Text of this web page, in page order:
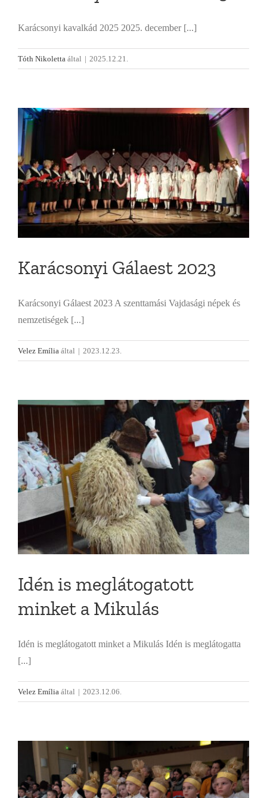
Karácsonyi kavalkád 2025 2025. december [...]
Tóth Nikoletta által | 2025.12.21.
Karácsonyi Gálaest 2023
Karácsonyi Gálaest 2023 A szenttamási Vajdasági népek és
nemzetiségek [...]
Velez Emília által | 2023.12.23.
Idén is meglátogatott
minket a Mikulás
Idén is meglátogatott minket a Mikulás Idén is meglátogatta
[...]
Velez Emília által | 2023.12.06.